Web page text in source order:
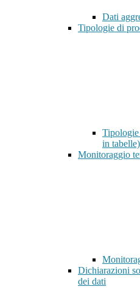
Dati
Tipologie di
in tabelle)
Monitoraggio
Dichiarazioni
dei dati